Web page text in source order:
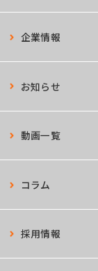
企業情報
お知らせ
動画一覧
コラム
採用情報